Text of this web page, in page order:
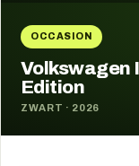
OCCASION
Volkswagen
Edition
ZWART · 2026